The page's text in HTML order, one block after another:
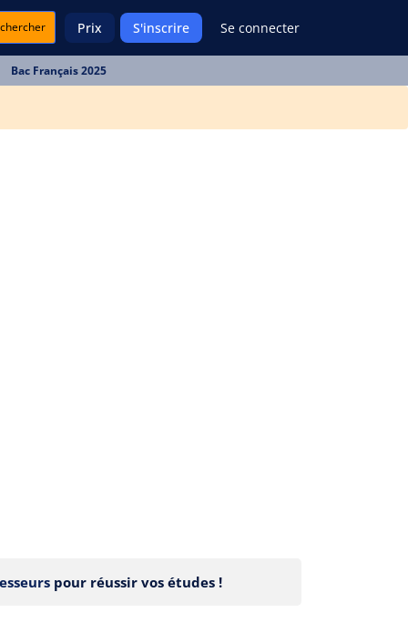
Prix S'inscrire Se connecter
Bac Français 2025
pour réussir vos études !